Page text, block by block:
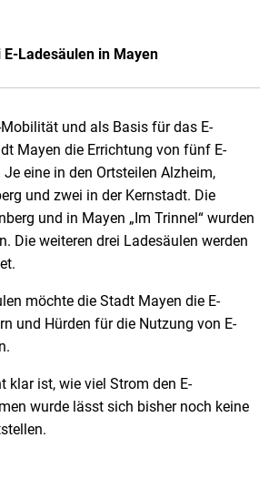
Ladesäulen in Mayen
und als Basis für das E-
Mayen die Errichtung von fünf E-
eine in den Ortsteilen Alzheim,
und zwei in der Kernstadt. Die
und in Mayen „Im Trinnel“ wurden
Die weiteren drei Ladesäulen werden
möchte die Stadt Mayen die E-
und Hürden für die Nutzung von E-
klar ist, wie viel Strom den E-
wurde lässt sich bisher noch keine